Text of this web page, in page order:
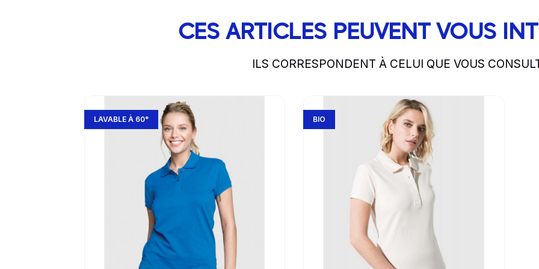
CES ARTICLES PEUVENT VOUS
ILS CORRESPONDENT À CELUI QUE VOUS
LAVABLE À 60°
Go to product page
BIO